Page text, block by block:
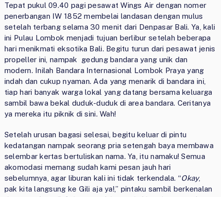
Tepat pukul 09.40 pagi pesawat Wings Air dengan nomer
penerbangan IW 1852 membelai landasan dengan mulus
setelah terbang selama 30 menit dari Denpasar Bali. Ya, kali
ini Pulau Lombok menjadi tujuan berlibur setelah beberapa
hari menikmati eksotika Bali. Begitu turun dari pesawat jenis
propeller ini, nampak gedung bandara yang unik dan
modern. Inilah Bandara Internasional Lombok Praya yang
indah dan cukup nyaman. Ada yang menarik di bandara ini,
tiap hari banyak warga lokal yang datang bersama keluarga
sambil bawa bekal duduk-duduk di area bandara. Ceritanya
ya mereka itu piknik di sini. Wah!
Setelah urusan bagasi selesai, begitu keluar di pintu
kedatangan nampak seorang pria setengah baya membawa
selembar kertas bertuliskan nama. Ya, itu namaku! Semua
akomodasi memang sudah kami pesan jauh hari
sebelumnya, agar liburan kali ini tidak terkendala. “Okay,
pak kita langsung ke Gili aja ya!,” pintaku sambil berkenalan